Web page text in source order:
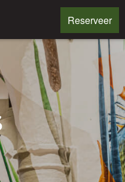
Reserveer